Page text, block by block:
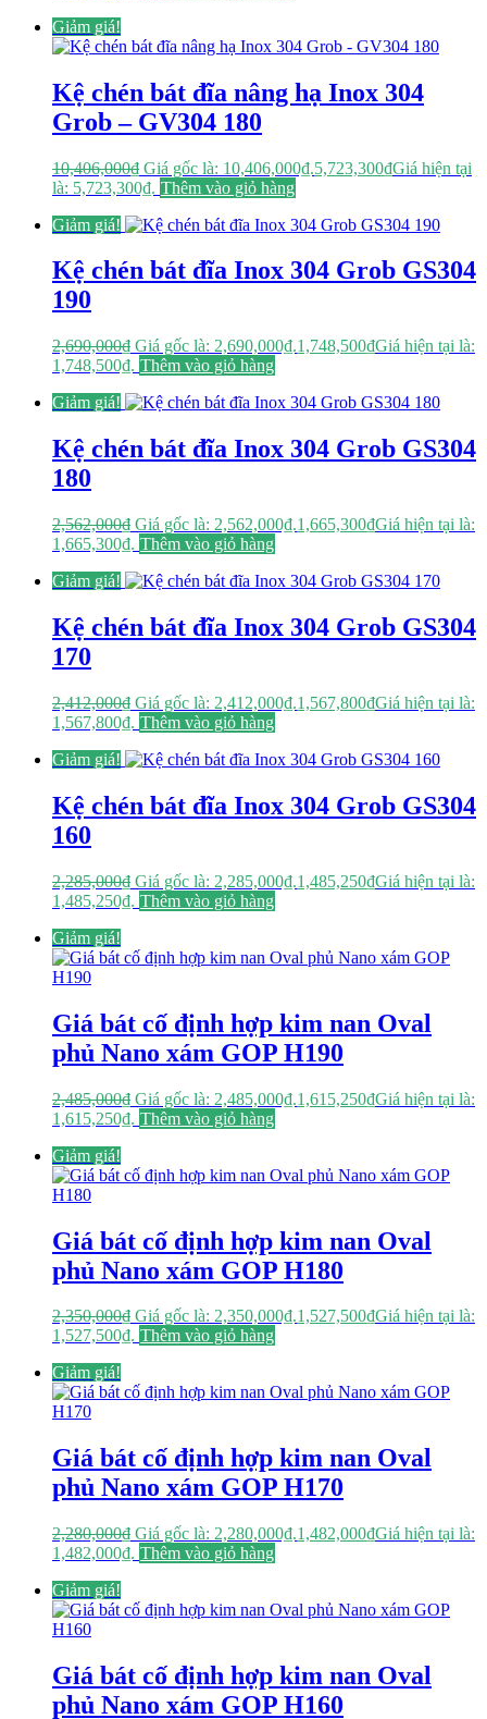
Giảm giá!
Kệ chén bát đĩa nâng hạ Inox 304
Grob – GV304 180
10,406,000₫ Giá gốc là: 10,406,000₫.5,723,300₫Giá hiện tại
là: 5,723,300₫. Thêm vào giỏ hàng
Giảm giá!
Kệ chén bát đĩa Inox 304 Grob GS304
190
2,690,000₫ Giá gốc là: 2,690,000₫.1,748,500₫Giá hiện tại là:
1,748,500₫. Thêm vào giỏ hàng
Giảm giá!
Kệ chén bát đĩa Inox 304 Grob GS304
180
2,562,000₫ Giá gốc là: 2,562,000₫.1,665,300₫Giá hiện tại là:
1,665,300₫. Thêm vào giỏ hàng
Giảm giá!
Kệ chén bát đĩa Inox 304 Grob GS304
170
2,412,000₫ Giá gốc là: 2,412,000₫.1,567,800₫Giá hiện tại là:
1,567,800₫. Thêm vào giỏ hàng
Giảm giá!
Kệ chén bát đĩa Inox 304 Grob GS304
160
2,285,000₫ Giá gốc là: 2,285,000₫.1,485,250₫Giá hiện tại là:
1,485,250₫. Thêm vào giỏ hàng
Giảm giá!
Giá bát cố định hợp kim nan Oval
phủ Nano xám GOP H190
2,485,000₫ Giá gốc là: 2,485,000₫.1,615,250₫Giá hiện tại là:
1,615,250₫. Thêm vào giỏ hàng
Giảm giá!
Giá bát cố định hợp kim nan Oval
phủ Nano xám GOP H180
2,350,000₫ Giá gốc là: 2,350,000₫.1,527,500₫Giá hiện tại là:
1,527,500₫. Thêm vào giỏ hàng
Giảm giá!
Giá bát cố định hợp kim nan Oval
phủ Nano xám GOP H170
2,280,000₫ Giá gốc là: 2,280,000₫.1,482,000₫Giá hiện tại là:
1,482,000₫. Thêm vào giỏ hàng
Giảm giá!
Giá bát cố định hợp kim nan Oval
phủ Nano xám GOP H160